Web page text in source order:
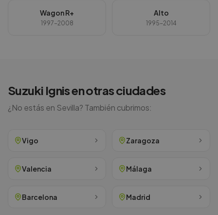
Wagon R+
1997-2008
Alto
1995-2014
Suzuki Ignisen otras ciudades
¿No estás en Sevilla? También cubrimos:
Vigo Zaragoza
Valencia Málaga
Barcelona Madrid